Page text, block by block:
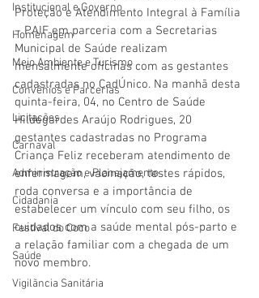
Institucional e Governo
Homenagem
Meio Ambiente e Turismo
Convênios e Parcerias
Licitações
Carnaval
Administração e Planejamento
Cidadania
Festival do Coco
Saúde
Vigilãncia Sanitária
Proteção e Atendimento Integral à Família
– PAIF em parceria com a Secretarias
Municipal de Saúde realizam
mensalmente oficinas com as gestantes
cadastradas no CadÚnico. Na manhã desta
quinta-feira, 04, no Centro de Saúde
Hildegardes Araújo Rodrigues, 20
gestantes cadastradas no Programa
Criança Feliz receberam atendimento de
enfermagem, vacinação, testes rápidos,
roda conversa e a importância de
estabelecer um vínculo com seu filho, os
cuidados com a saúde mental pós-parto e
a relação familiar com a chegada de um
novo membro.